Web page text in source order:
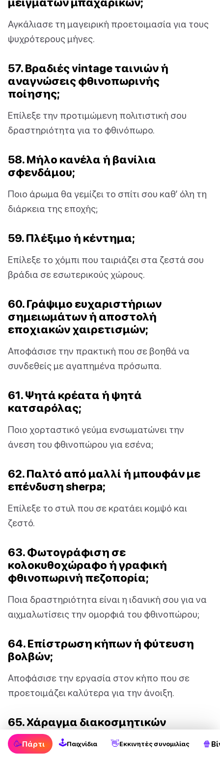
Αγκάλιασε τη μαγειρική προετοιμασία για τους
ψυχρότερους μήνες.
57. Βραδιές vintage ταινιών ή
αναγνώσεις φθινοπωρινής
ποίησης;
Επίλεξε την προτιμώμενη πολιτιστική σου
δραστηριότητα για το φθινόπωρο.
58. Μήλο κανέλα ή βανίλια
σφενδάμου;
Ποιο άρωμα θα γεμίζει το σπίτι σου καθ’ όλη τη
διάρκεια της εποχής;
59. Πλέξιμο ή κέντημα;
Επίλεξε το χόμπι που ταιριάζει στα ζεστά σου
βράδια σε εσωτερικούς χώρους.
60. Γράψιμο ευχαριστήριων
σημειωμάτων ή αποστολή
εποχιακών χαιρετισμών;
Αποφάσισε την πρακτική που σε βοηθά να
συνδεθείς με αγαπημένα πρόσωπα.
61. Ψητά κρέατα ή ψητά
κατσαρόλας;
Ποιο χορταστικό γεύμα ενσωματώνει την
άνεση του φθινοπώρου για εσένα;
62. Παλτό από μαλλί ή μπουφάν με
επένδυση sherpa;
Επίλεξε το στυλ που σε κρατάει κομψό και
ζεστό.
63. Φωτογράφιση σε
κολοκυθοχώραφο ή γραφική
φθινοπωρινή πεζοπορία;
Ποια δραστηριότητα είναι η ιδανική σου για να
αιχμαλωτίσεις την ομορφιά του φθινοπώρου;
64. Επίστρωση κήπων ή φύτευση
βολβών;
Αποφάσισε την εργασία στον κήπο που σε
προετοιμάζει καλύτερα για την άνοιξη.
65. Χάραγμα διακοσμητικών
κολοκύθων ή συναρμολόγηση
στεφανιών από αποξηραμένα
🥳Πάρτι 🕹Παιχνίδια 👋Εκκινητές συνομιλίας 🍿